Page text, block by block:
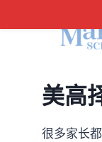
to
content
美高
很多家长